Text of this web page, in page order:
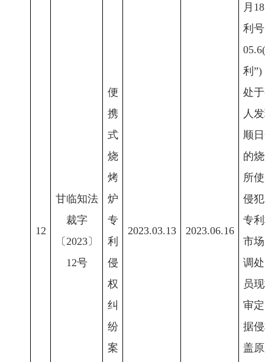
12
甘临知法
裁字
〔2023〕
12号
便
携
式
烧
烤
炉
专
利
侵
权
纠
纷
案
2023.03.13 2023.06.16
月
利
利
处
人
顺
的
所
侵
专
市
调
员
审
据
盖